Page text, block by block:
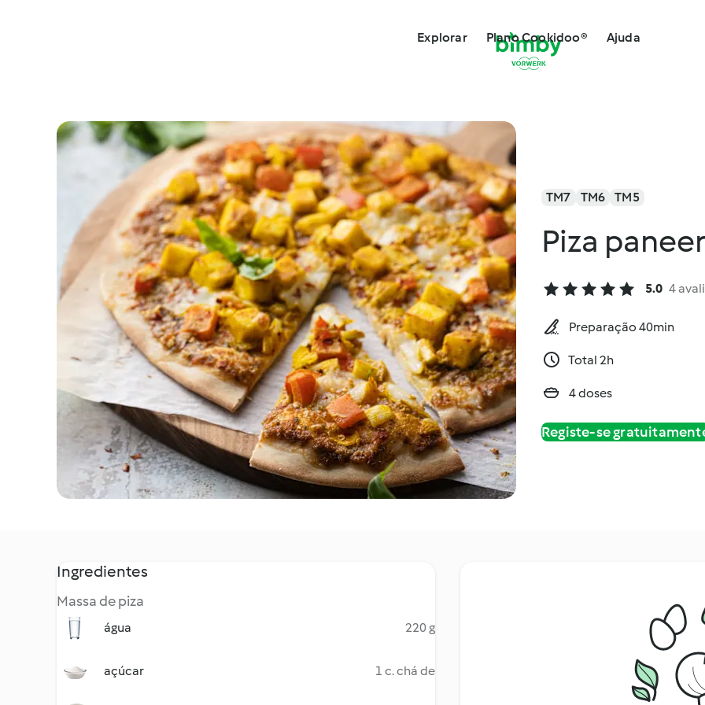
Explorar Plano Cookidoo® Ajuda
TM7 TM6 TM5
Piza
5.0 4
Preparação 40min
Total 2h
4 doses
Registe-se
Ingredientes
Massa de piza
água 220 g
açúcar 1 c. chá de